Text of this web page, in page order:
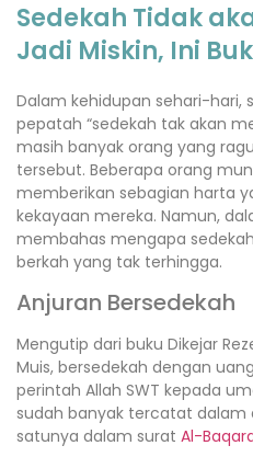
Sedekah Tidak
Jadi Miskin, Ini
Dalam kehidupan sehari-hari,
pepatah “sedekah tak akan
masih banyak orang yang
tersebut. Beberapa orang
memberikan sebagian harta
kekayaan mereka. Namun,
membahas mengapa
berkah yang tak terhingga.
Anjuran Bersedekah
Mengutip dari buku Dikejar
Muis, bersedekah dengan
perintah Allah SWT kepada
sudah banyak tercatat dalam
satunya dalam surat Al-